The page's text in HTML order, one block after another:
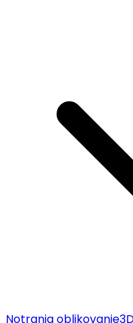
Notranja oblikovanje